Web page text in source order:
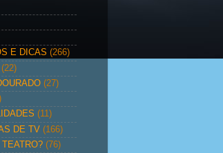
E DICAS (266)
(22)
(27)
(11)
DE TV (166)
(76)